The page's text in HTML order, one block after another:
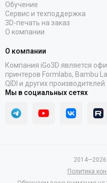
Обучение
Сервис и техподдержка
3D-печать на заказ
О компании
О компании
Компания iGo3D является
принтеров Formlabs, Bambu
QIDI и других производителей.
Мы в социальных сетях
Политика